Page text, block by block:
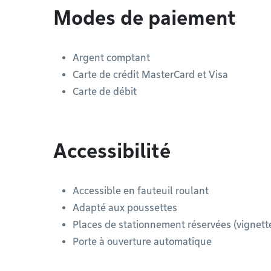
Modes de paiement
Argent comptant
Carte de crédit MasterCard et Visa
Carte de débit
Accessibilité
Accessible en fauteuil roulant
Adapté aux poussettes
Places de stationnement réservées
Porte à ouverture automatique